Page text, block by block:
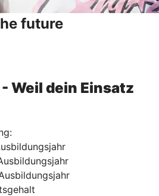
future
Weil dein Einsatz